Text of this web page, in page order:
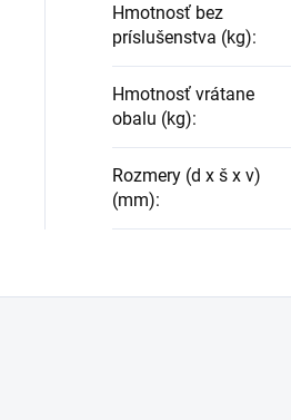
Hmotnosť bez
príslušenstva (kg):
Hmotnosť vrátane
obalu (kg):
Rozmery (d x š x v)
(mm):